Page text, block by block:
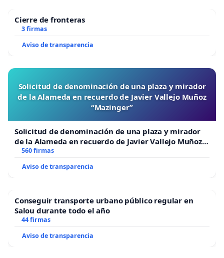
Cierre de fronteras
3 firmas
Aviso de transparencia
Solicitud de denominación de una plaza y mirador
de la Alameda en recuerdo de Javier Vallejo Muñoz
“Mazinger”
Solicitud de denominación de una plaza y mirador
de la Alameda en recuerdo de Javier Vallejo Muñoz
“Mazinger”
560 firmas
Aviso de transparencia
Conseguir transporte urbano público regular en
Salou durante todo el año
44 firmas
Aviso de transparencia